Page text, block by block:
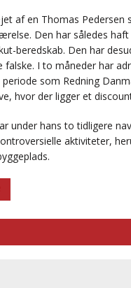
af en Thomas
Den har således haft
beredskab. Den har
I to måneder har
som Redning
hvor der ligger et
under hans to tidligere
aktiviteter,